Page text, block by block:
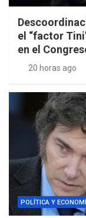
el “factor
en el
20 horas ago
POLÍTICA Y